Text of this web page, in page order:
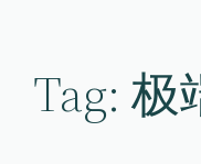
Tag:极